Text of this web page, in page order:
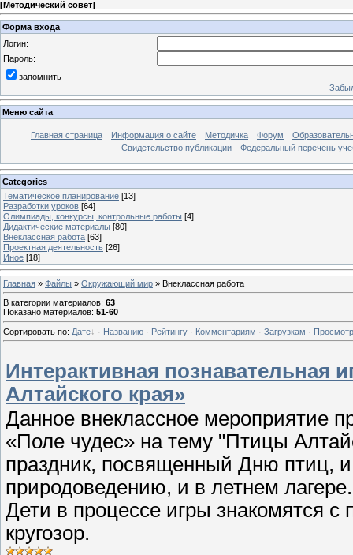
[Методический совет]
Форма входа
Логин:
Пароль:
запомнить
Меню сайта
Главная страница Информация о сайте Методичка Форум
Свидетельство публикации
Федеральный перечень
Categories
Тематическое планирование [13]
Разработки уроков [64]
Олимпиады, конкурсы, контрольные работы [4]
Дидактические материалы [80]
Внеклассная работа [63]
Проектная деятельность [26]
Иное [18]
Главная » Файлы » Окружающий мир » Внеклассная работа
В категории материалов: 63
Показано материалов: 51-60
Сортировать по: Дате · Названию · Рейтингу · Комментариям · Загрузкам ·
Интерактивная познавательная
Алтайского края»
Данное внеклассное мероприятие
«Поле чудес» на тему "Птицы
праздник, посвященный Дню птиц,
природоведению, и в летнем
Дети в процессе игры знакомятся
кругозор.